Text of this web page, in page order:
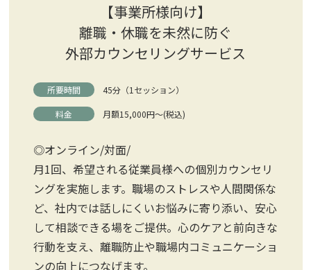
【事業所様向け】
離職・休職を未然に防ぐ
外部カウンセリングサービス
所要時間 45分（1セッション）
料金 月額15,000円～(税込)
◎オンライン/対面/
月1回、希望される従業員様への個別カウンセリ
ングを実施します。職場のストレスや人間関係な
ど、社内では話しにくいお悩みに寄り添い、安心
して相談できる場をご提供。心のケアと前向きな
行動を支え、離職防止や職場内コミュニケーショ
ンの向上につなげます。